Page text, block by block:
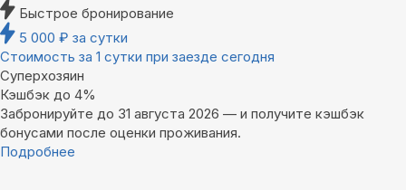
Быстрое бронирование
5 000 ₽ за сутки
Стоимость за 1 сутки при заезде сегодня
Суперхозяин
Кэшбэк до 4%
Забронируйте до 31 августа 2026 — и получите кэшбэк
бонусами после оценки проживания.
Подробнее